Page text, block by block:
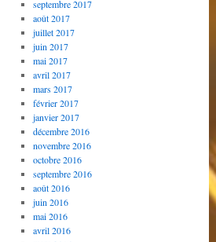
septembre 2017
août 2017
juillet 2017
juin 2017
mai 2017
avril 2017
mars 2017
février 2017
janvier 2017
décembre 2016
novembre 2016
octobre 2016
septembre 2016
août 2016
juin 2016
mai 2016
avril 2016